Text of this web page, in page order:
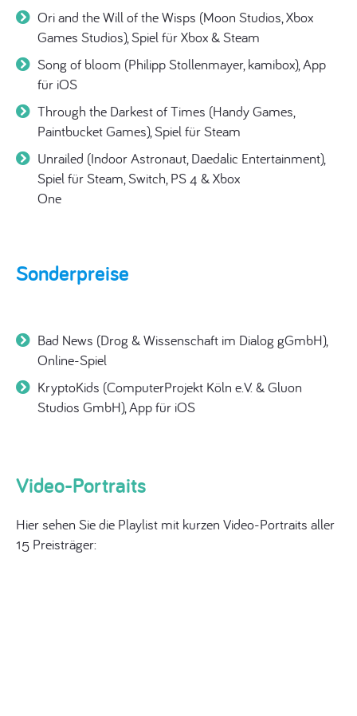
Ori and the Will of the Wisps (Moon Studios, Xbox
Games Studios), Spiel für Xbox & Steam
Song of bloom (Philipp Stollenmayer, kamibox), App
für iOS
Through the Darkest of Times (Handy Games,
Paintbucket Games), Spiel für Steam
Unrailed (Indoor Astronaut, Daedalic Entertainment),
Spiel für Steam, Switch, PS 4 & Xbox
One
Sonderpreise
Bad News (Drog & Wissenschaft im Dialog gGmbH),
Online-Spiel
KryptoKids (ComputerProjekt Köln e.V. & Gluon
Studios GmbH), App für iOS
Video-Portraits
Hier sehen Sie die Playlist mit kurzen Video-Portraits aller
15 Preisträger: